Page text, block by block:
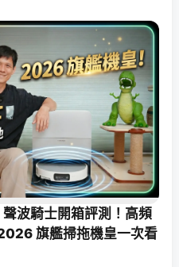
波騎士開箱評測！高頻
旗艦掃拖機皇一次看